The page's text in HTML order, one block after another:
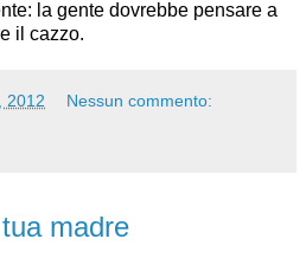
la gente dovrebbe pensare a
il cazzo.
2012 Nessun commento:
madre